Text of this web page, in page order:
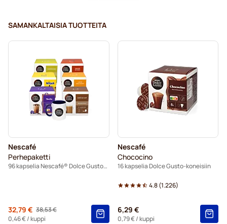
Kofeiinittomat kahvit Dolce Gusto -koneisiin
Kalkinpoisto ja huolto Dolce Gusto-kahvinkeittimeen
Segafredo-kahvikapselit Dolce Gusto -koneisiin
Café René -kahvikapselit Dolce Gusto -koneisiin
Dolce Vita -kapselit Dolce Gusto -koneisiin
Starbucks®-kapselit Dolce Gusto -koneisiin
SAMANKALTAISIA TUOTTEITA
Nescafé
Perhepaketti
96 kapselia Nescafé® Dolce Gusto-koneisiin
Regular Price
38,53 €
Alkaen
32,79 €
0,46 €/ kuppi
Nescafé
Chococino
16 kapselia Dolce Gusto-koneisiin
4.8(1.226)
6,29 €
0,79 €/ kuppi